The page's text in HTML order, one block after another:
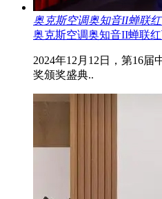
奥克斯空调奥知音II蝉联
奥克斯空调奥知音II蝉联
2024年12月12日，第16
奖颁奖盛典..